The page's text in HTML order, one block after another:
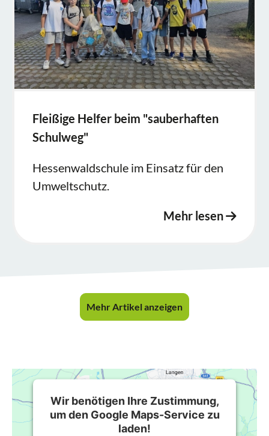
Fleißige Helfer beim "sauberhaften
Schulweg"
Hessenwaldschule im Einsatz für den
Umweltschutz.
Mehr lesen
Mehr Artikel anzeigen
Wir benötigen Ihre Zustimmung,
um den Google Maps-Service zu
laden!